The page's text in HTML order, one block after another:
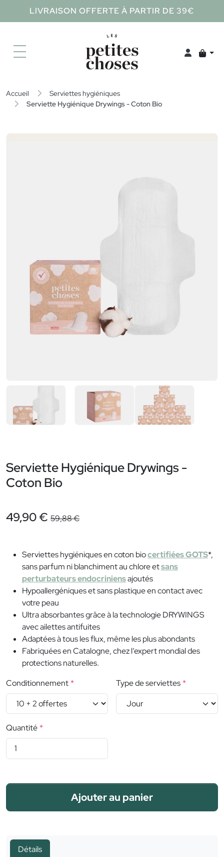
LIVRAISON OFFERTE À PARTIR DE 39€
Accueil
Serviettes hygiéniques
Serviette Hygiénique Drywings - Coton Bio
Serviette Hygiénique Drywings -
Coton Bio
49,90 € 59,88 €
Serviettes hygiéniques en coton biocertifiées GOTS*,
sans parfum ni blanchiment au chlore etsans
perturbateurs endocriniensajoutés
Hypoallergéniques et sans plastique en contact avec
votre peau
Ultra absorbantes grâce à la technologie DRYWINGS
avec ailettes antifuites
Adaptées à tous les flux, même les plus abondants
Fabriquées en Catalogne, chez l’expert mondial des
protections naturelles.
Conditionnement
Type de serviettes
Quantité
Ajouter au panier
Détails